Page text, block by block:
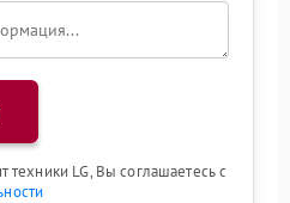
техники LG, Вы соглашаетесь с